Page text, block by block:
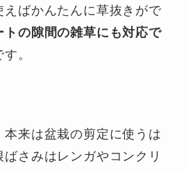
ばかんたんに草抜きがで
トの隙間の雑草にも対応で
。
来は盆栽の剪定に使うは
さみはレンガやコンクリ